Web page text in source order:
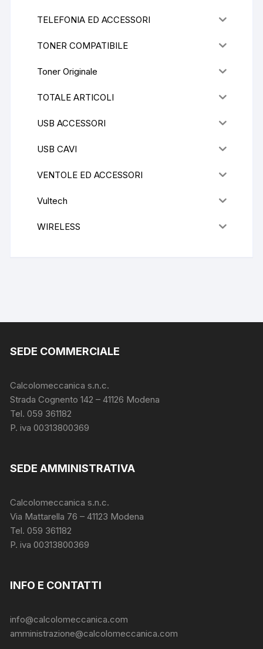
TELEFONIA ED ACCESSORI
TONER COMPATIBILE
Toner Originale
TOTALE ARTICOLI
USB ACCESSORI
USB CAVI
VENTOLE ED ACCESSORI
Vultech
WIRELESS
SEDE COMMERCIALE
Calcolomeccanica s.n.c.
Strada Cognento 142 – 41126 Modena
Tel. 059 361182
P. iva 00313800369
SEDE AMMINISTRATIVA
Calcolomeccanica s.n.c.
Via Mattarella 76 – 41123 Modena
Tel. 059 361182
P. iva 00313800369
INFO E CONTATTI
info@calcolomeccanica.com
amministrazione@calcolomeccanica.com